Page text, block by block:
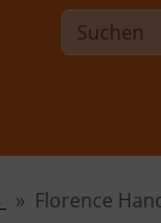
Florence